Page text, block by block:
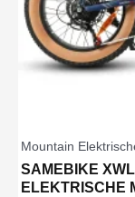
Mountain
SAMEBIKE
ELEKTRISCHE